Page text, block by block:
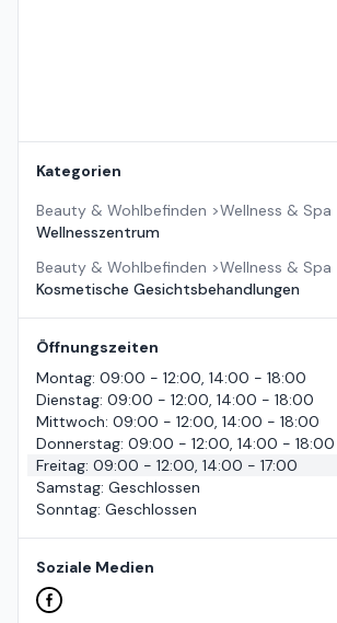
Kategorien
Beauty & Wohlbefinden >Wellness & Spa
Wellnesszentrum
Beauty & Wohlbefinden >Wellness & Spa
Kosmetische Gesichtsbehandlungen
Öffnungszeiten
Montag: 09:00 - 12:00, 14:00 - 18:00
Dienstag: 09:00 - 12:00, 14:00 - 18:00
Mittwoch: 09:00 - 12:00, 14:00 - 18:00
Donnerstag: 09:00 - 12:00, 14:00 - 18:00
Freitag: 09:00 - 12:00, 14:00 - 17:00
Samstag: Geschlossen
Sonntag: Geschlossen
Soziale Medien